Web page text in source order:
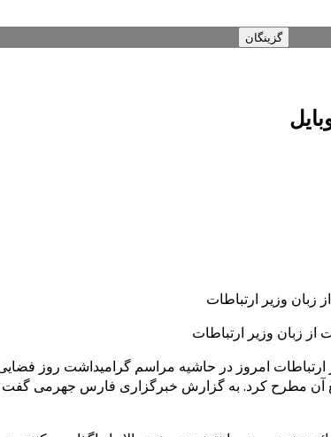
گزینگان
ارتباطات امروز در حاشیه مراسم گرامیداشت روز
آن مطرح کرد. به گزارش خبرگزاری فارس جهرمی